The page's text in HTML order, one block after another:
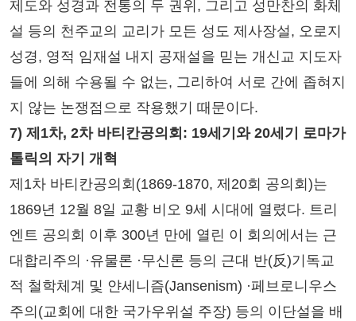
제도와 성경과 전통의 두 권위, 그리고 성만찬의 화체
설 등의 천주교의 교리가 모든 성도 제사장설, 오로지
성경, 영적 임재설 내지 공재설을 믿는 개신교 지도자
들에 의해 수용될 수 없는, 그리하여 서로 간에 좁혀지
지 않는 논쟁점으로 작용했기 때문이다.
7) 제1차, 2차 바티칸공의회: 19세기와 20세기 로마가
톨릭의 자기 개혁
제1차 바티칸공의회(1869-1870, 제20회 공의회)는
1869년 12월 8일 교황 비오 9세 시대에 열렸다. 트리
엔트 공의회 이후 300년 만에 열린 이 회의에서는 근
대합리주의 ·유물론 ·무신론 등의 근대 반(反)기독교
적 철학체계 및 얀세니즘(Jansenism) ·페브로니우스
주의(교회에 대한 국가우위설 주장) 등의 이단설을 배